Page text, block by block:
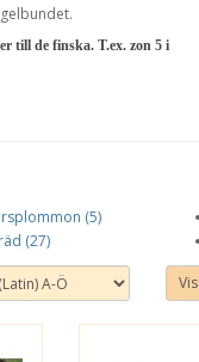
till de finska. T.ex. zon 5 i
(5)
(27)